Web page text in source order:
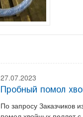
27.07.2023
Пробный помол
По запросу Заказчиков